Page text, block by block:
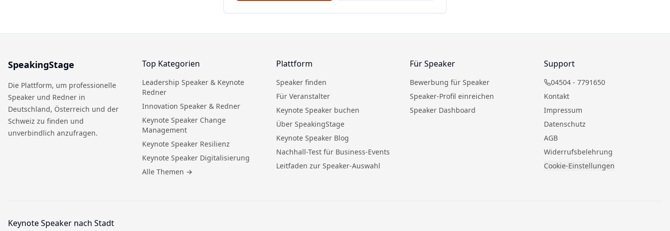
SpeakingStage
Die Plattform, um professionelle
Speaker und Redner in
Deutschland, Österreich und der
Schweiz zu finden und
unverbindlich anzufragen.
Top Kategorien
Leadership Speaker & Keynote
Redner
Innovation Speaker & Redner
Keynote Speaker Change
Management
Keynote Speaker Resilienz
Keynote Speaker Digitalisierung
Alle Themen →
Plattform
Speaker finden
Für Veranstalter
Keynote Speaker buchen
Über SpeakingStage
Keynote Speaker Blog
Nachhall-Test für Business-Events
Leitfaden zur Speaker-Auswahl
Für Speaker
Bewerbung für Speaker
Speaker-Profil einreichen
Speaker Dashboard
Support
04504 - 7791650
Kontakt
Impressum
Datenschutz
AGB
Widerrufsbelehrung
Cookie-Einstellungen
Keynote Speaker nach Stadt